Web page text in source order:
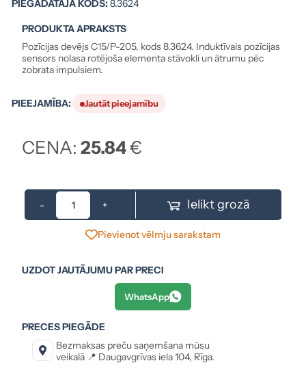
PIEGĀDĀTĀJA KODS:8.3624
PRODUKTA APRAKSTS
Pozīcijas devējs C15/P-205, kods 8.3624. Induktīvais pozīcijas
sensors nolasa rotējoša elementa stāvokli un ātrumu pēc
zobrata impulsiem.
PIEEJAMĪBA: Jautāt pieejamību
CENA:25.84€
- + Ielikt grozā
Pievienot vēlmju sarakstam
UZDOT JAUTĀJUMU PAR PRECI
WhatsApp
PRECES PIEGĀDE
Bezmaksas preču saņemšana mūsu
veikalā 📍 Daugavgrīvas iela 104, Rīga.